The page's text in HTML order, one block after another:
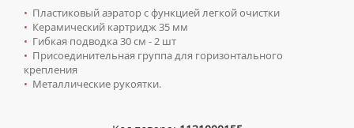
• Пластиковый аэратор с функцией легкой очистки
• Керамический картридж 35 мм
• Гибкая подводка 30 см - 2 шт
• Присоединительная группа для горизонтального
крепления
• Металлические рукоятки.
ТУМБЫ С УМЫВАЛЬНИКОМ ПОДВЕСНЫЕ
ШКАФЫ НАВЕСНЫЕ
СИФОНЫ ДЛЯ КУХОННЫХ МОЕК
НАПОЛЬНЫЕ ЛЮКИ
ПОРУЧНИ ДЛЯ МГН
СМЕСИТЕЛИ ДЛЯ МГН
УМЫВАЛЬНИКИ ДЛЯ МГН
УНИТАЗЫ ДЛЯ МГН
СМЕСИТЕЛИ ДЛЯ БИДЕ
СМЕСИТЕЛИ ДЛЯ ВАННЫ
СМЕСИТЕЛИ ДЛЯ ДУША